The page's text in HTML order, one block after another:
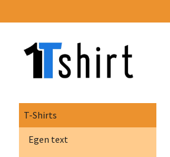
T-Shirts
Egen text